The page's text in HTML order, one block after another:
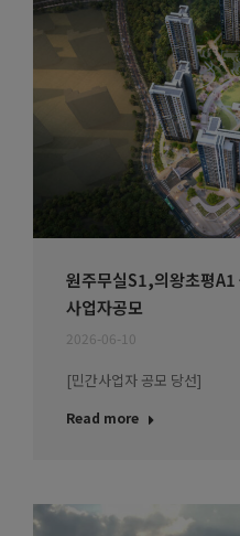
원주무실S1,의왕초평
사업자공모
2026-06-10
[민간사업자 공모 당선]
Read more